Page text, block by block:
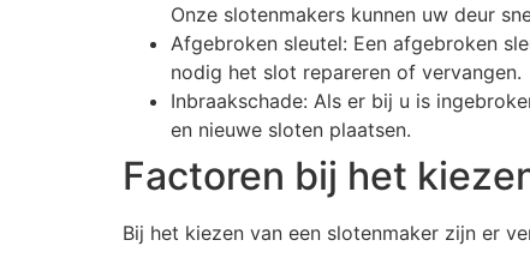
Onze slotenmakers kunnen uw deur
Afgebroken sleutel: Een afgebroken
nodig het slot repareren of vervangen.
Inbraakschade: Als er bij u is
en nieuwe sloten plaatsen.
Factoren bij het
Bij het kiezen van een slotenmaker zijn er